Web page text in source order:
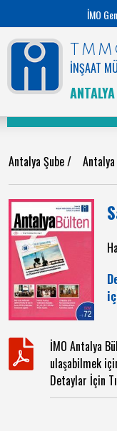
İMO
İNŞAAT
Antalya Şube/
İMO Antalya
ulaşabilmek
Detaylar İçin